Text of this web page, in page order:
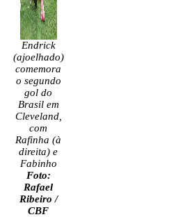
Endrick
(ajoelhado)
comemora
o segundo
gol do
Brasil em
Cleveland,
com
Rafinha (à
direita) e
Fabinho
Foto:
Rafael
Ribeiro /
CBF